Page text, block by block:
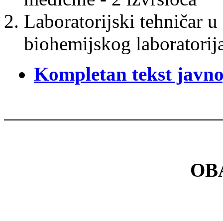
Laboratorijski tehničar
biohemijskog
Kompletan tekst